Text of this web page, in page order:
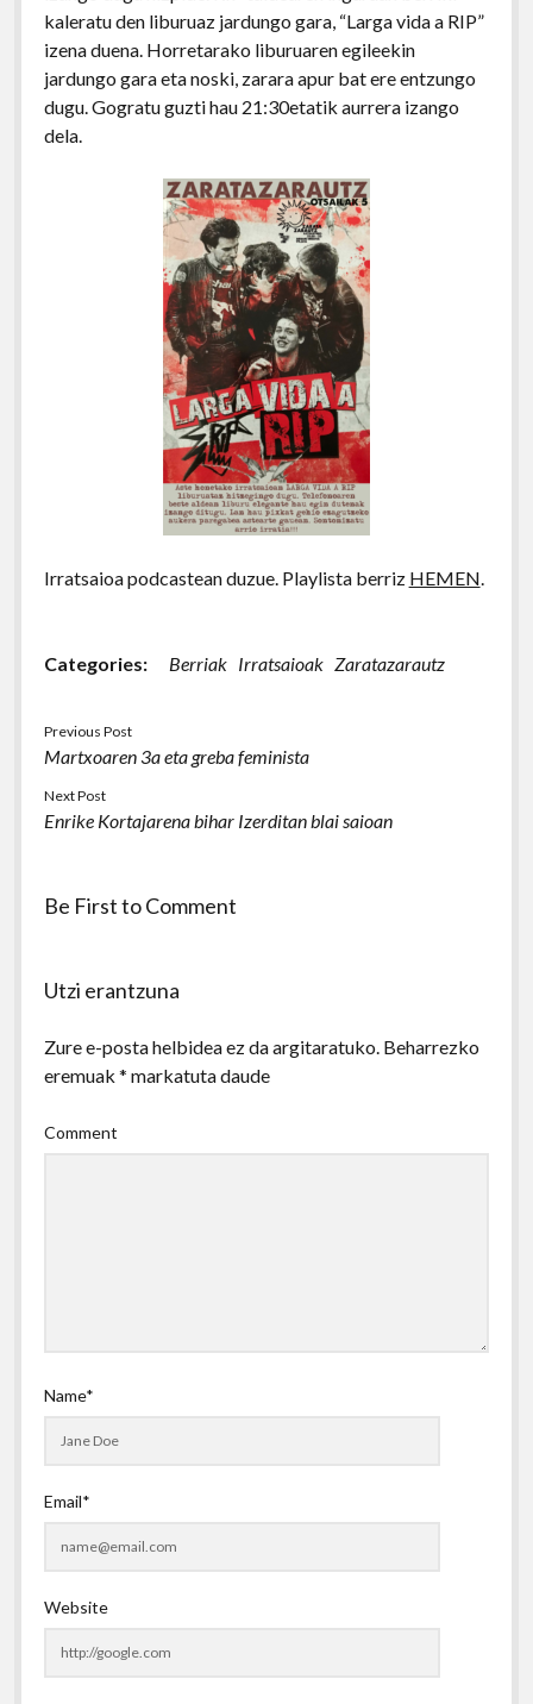
kaleratu den liburuaz jardungo gara, “Larga vida a RIP”
izena duena. Horretarako liburuaren egileekin
jardungo gara eta noski, zarara apur bat ere entzungo
dugu. Gogratu guzti hau 21:30etatik aurrera izango
dela.
Irratsaioa podcastean duzue. Playlista berriz HEMEN.
Categories: Berriak Irratsaioak Zaratazarautz
Previous Post
Martxoaren 3a eta greba feminista
Next Post
Enrike Kortajarena bihar Izerditan blai saioan
Be First to Comment
Utzi erantzuna
Zure e-posta helbidea ez da argitaratuko. Beharrezko
eremuak * markatuta daude
Comment
Name*
Email*
Website